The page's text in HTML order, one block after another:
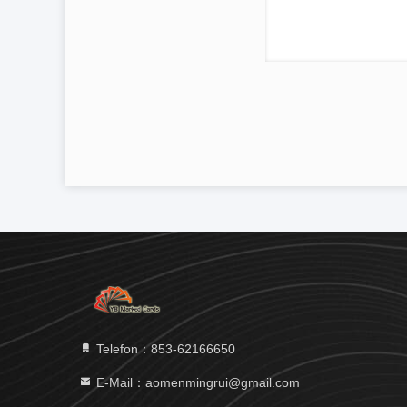
Telefon：853-62166650‬
E-Mail：aomenmingrui@gmail.com